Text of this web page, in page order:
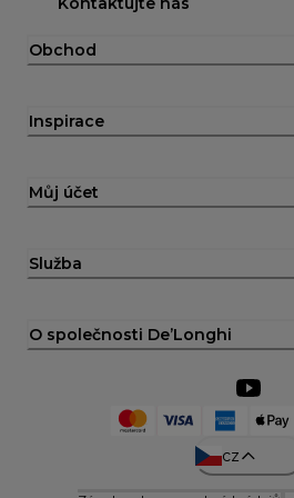
Obchod
Inspirace
Můj účet
Služba
O společnosti De’Longhi
cz